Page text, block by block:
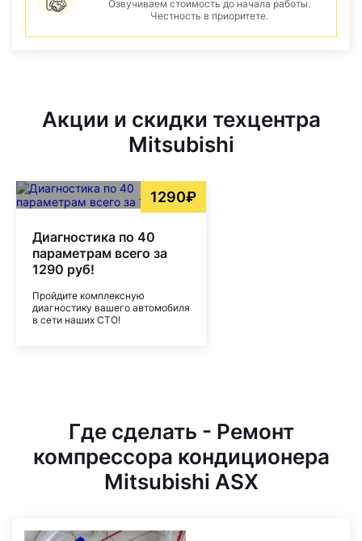
Озвучиваем стоимость до начала работы.
Честность в приоритете.
Акции и скидки техцентра
Mitsubishi
1290₽
Диагностика по 40
параметрам всего за
1290 руб!
Пройдите комплексную
диагностику вашего автомобиля
в сети наших СТО!
Где сделать - Ремонт
компрессора кондиционера
Mitsubishi ASX